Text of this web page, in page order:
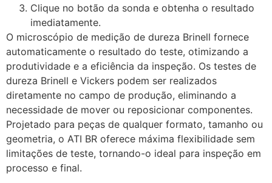
Clique no botão da sonda e obtenha o resultado
imediatamente.
O microscópio de medição de dureza Brinell fornece
automaticamente o resultado do teste, otimizando a
produtividade e a eficiência da inspeção. Os testes de
dureza Brinell e Vickers podem ser realizados
diretamente no campo de produção, eliminando a
necessidade de mover ou reposicionar componentes.
Projetado para peças de qualquer formato, tamanho ou
geometria, o ATI BR oferece máxima flexibilidade sem
limitações de teste, tornando-o ideal para inspeção em
processo e final.